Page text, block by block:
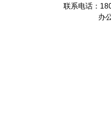
联系电话：
办